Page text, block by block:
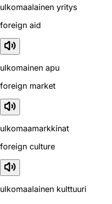
ulkomaalainen yritys
foreign aid
ulkomainen apu
foreign market
ulkomaamarkkinat
foreign culture
ulkomaalainen kulttuuri